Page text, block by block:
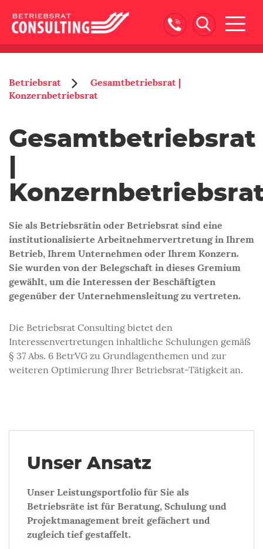
Betriebsrat
Gesamtbetriebsrat |
Konzernbetriebsrat
Gesamtbetriebsrat
Sie als Betriebsrätin oder Betriebsrat sind eine
institutionalisierte Arbeitnehmervertretung in Ihrem
Betrieb, Ihrem Unternehmen oder Ihrem Konzern.
Sie wurden von der Belegschaft in dieses Gremium
gewählt, um die Interessen der Beschäftigten
gegenüber der Unternehmensleitung zu vertreten.
Die Betriebsrat Consulting bietet den
Interessenvertretungen inhaltliche Schulungen gemäß
§ 37 Abs. 6 BetrVG zu Grundlagenthemen und zur
weiteren Optimierung Ihrer Betriebsrat-Tätigkeit an.
Unser Ansatz
Unser Leistungsportfolio für Sie als
Betriebsräte ist für Beratung, Schulung und
Projektmanagement breit gefächert und
zugleich tief gestaffelt.